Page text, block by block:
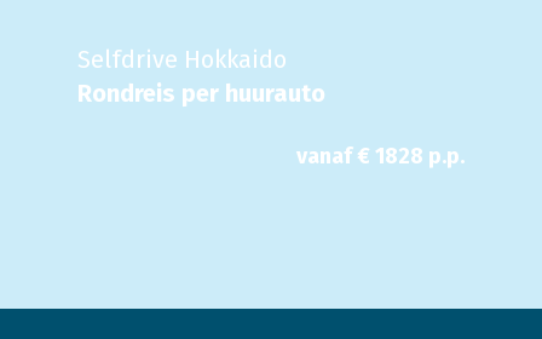
Selfdrive Hokkaido
Rondreis per huurauto
vanaf € 1828 p.p.